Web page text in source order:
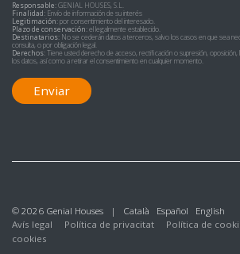
Responsable:GENIAL HOUSES, S.L.
Finalidad: Envío de información de su interés
Legitimación:por consentimiento del interesado.
Plazo de conservación:el legalmente establecido.
Destinatarios: No se cederán datos a terceros, salvo los casos en que sea
consulta, o por obligación legal.
Derechos:Tiene usted derecho de acceso, rectificación o supresión, oposición,
los datos, así como a retirar el consentimiento en cualquier momento.
Enviar
© 2026 Genial Houses | Català Español
English
Avís legal
Política de privacitat Política de
cookies